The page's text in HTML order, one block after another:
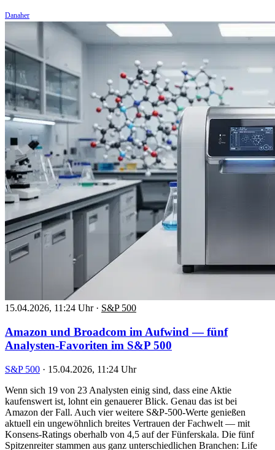
Danaher
15.04.2026, 11:24 Uhr · S&P 500
Amazon und Broadcom im Aufwind — fünf
Analysten-Favoriten im S&P 500
S&P 500 · 15.04.2026, 11:24 Uhr
Wenn sich 19 von 23 Analysten einig sind, dass eine Aktie
kaufenswert ist, lohnt ein genauerer Blick. Genau das ist bei
Amazon der Fall. Auch vier weitere S&P-500-Werte genießen
aktuell ein ungewöhnlich breites Vertrauen der Fachwelt — mit
Konsens-Ratings oberhalb von 4,5 auf der Fünferskala. Die fünf
Spitzenreiter stammen aus ganz unterschiedlichen Branchen: Life